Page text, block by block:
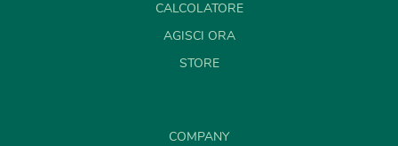
CALCOLATORE
AGISCI ORA
STORE
COMPANY